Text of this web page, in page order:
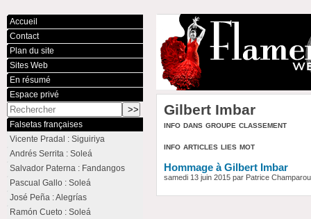
Gilbert Imbar
info dans groupe classement
info articles lies mot
Hommage à Gilbert Imbar
samedi 13 juin 2015 par Patrice Champarou
Accueil
Contact
Plan du site
Sites Web
En résumé
Espace privé
Falsetas françaises
Vicente Pradal : Siguiriya
Andrés Serrita : Soleá
Salvador Paterna : Fandangos
Pascual Gallo : Soleá
José Peña : Alegrías
Ramón Cueto : Soleá